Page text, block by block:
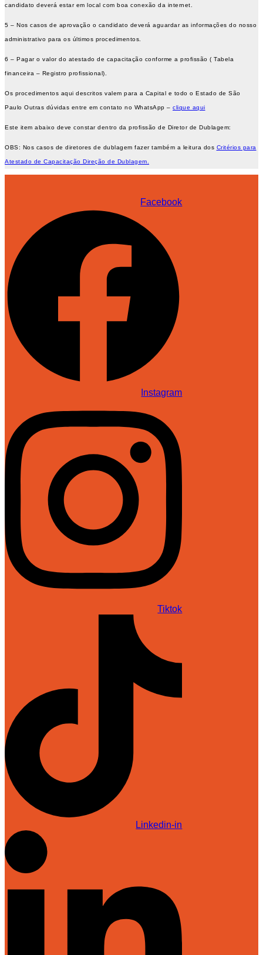
candidato deverá estar em local com boa conexão da internet.
5 – Nos casos de aprovação o candidato deverá aguardar as informações do nosso
administrativo para os últimos procedimentos.
6 – Pagar o valor do atestado de capacitação conforme a profissão ( Tabela
financeira – Registro profissional).
Os procedimentos aqui descritos valem para a Capital e todo o Estado de São
Paulo Outras dúvidas entre em contato no WhatsApp – clique aqui
Este item abaixo deve constar dentro da profissão de Diretor de Dublagem:
OBS: Nos casos de diretores de dublagem fazer também a leitura dos Critérios para
Atestado de Capacitação Direção de Dublagem.
Facebook
Instagram
Tiktok
Linkedin-in